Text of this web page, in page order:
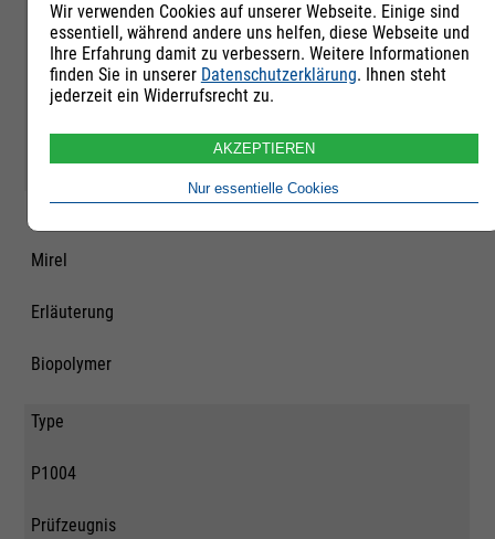
Neuware
Untergruppe
Handelsname
Mirel
Erläuterung
Biopolymer
Type
P1004
Prüfzeugnis
Wir verwenden Cookies auf unserer Webseite. Einige sind
essentiell, während andere uns helfen, diese Webseite und
Ihre Erfahrung damit zu verbessern. Weitere Informationen
finden Sie in unserer Datenschutzerklärung. Ihnen steht
jederzeit ein Widerrufsrecht zu.
AKZEPTIEREN
Nur essentielle Cookies